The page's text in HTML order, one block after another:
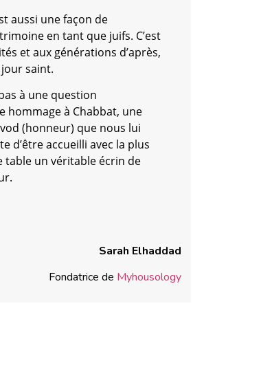
aussi une façon de
en tant que juifs. C’est
et aux générations d’après,
saint.
à une question
hommage à Chabbat, une
(honneur) que nous lui
d’être accueilli avec la plus
table un véritable écrin de
Sarah Elhaddad
Fondatrice de Myhousology